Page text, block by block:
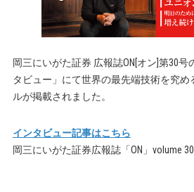
岡三にいがた証券 広報誌ON[オン]第30
タビュー」にて世界の最先端技術を究
ルが掲載されました。
インタビュー記事はこちら
岡三にいがた証券広報誌「ON」volume